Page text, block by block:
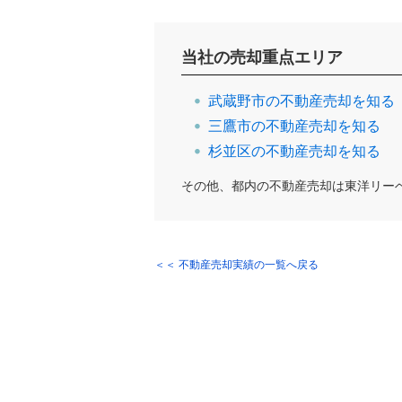
当社の売却重点エリア
武蔵野市の不動産売却を知る
三鷹市の不動産売却を知る
杉並区の不動産売却を知る
その他、都内の不動産売却は東洋リー
＜＜ 不動産売却実績の一覧へ戻る